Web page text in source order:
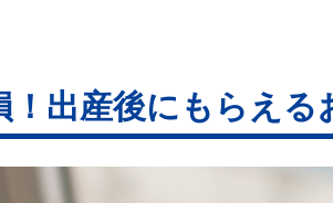
出産後にもらえる